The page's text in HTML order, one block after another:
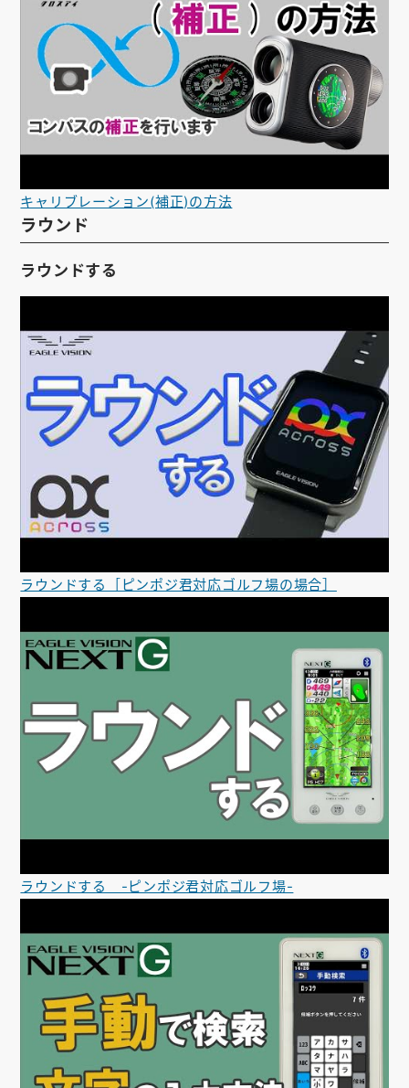
キャリブレーション(補正)の方法
ラウンド
ラウンドする
ラウンドする［ピンポジ君対応ゴルフ場の場合］
ラウンドする -ピンポジ君対応ゴルフ場-